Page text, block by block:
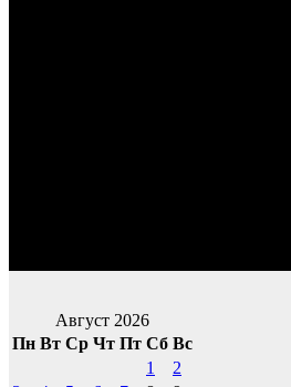
Август 2026
Пн Вт Ср Чт Пт Сб Вс
1
2